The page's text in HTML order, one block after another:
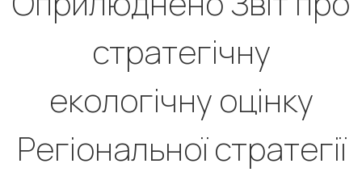
стратегічну
екологічну оцінку
Регіональної стратегії